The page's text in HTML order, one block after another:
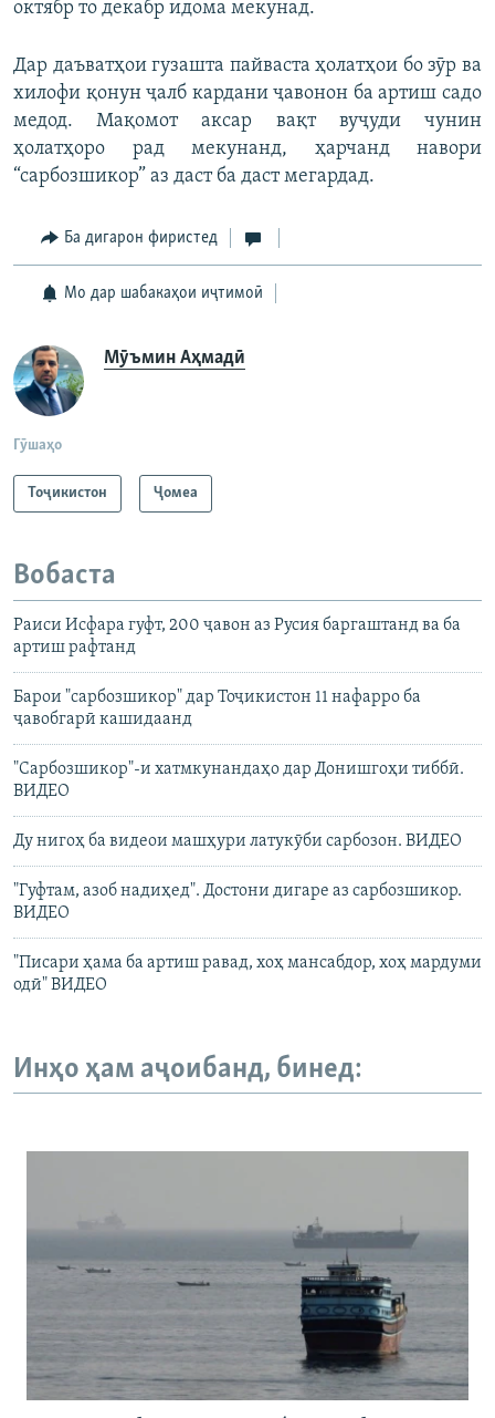
октябр то декабр идома мекунад.
Дар даъватҳои гузашта пайваста ҳолатҳои бо зӯр ва
хилофи қонун ҷалб кардани ҷавонон ба артиш садо
медод. Мақомот аксар вақт вуҷуди чунин
ҳолатҳоро рад мекунанд, ҳарчанд навори
“сарбозшикор” аз даст ба даст мегардад.
Ба дигарон фиристед
Мо дар шабакаҳои иҷтимоӣ
Мӯъмин Аҳмадӣ
Гӯшаҳо
Тоҷикистон Ҷомeа
Вобаста
Раиси Исфара гуфт, 200 ҷавон аз Русия баргаштанд ва ба
артиш рафтанд
Барои "сарбозшикор" дар Тоҷикистон 11 нафарро ба
ҷавобгарӣ кашидаанд
"Сарбозшикор"-и хатмкунандаҳо дар Донишгоҳи тиббӣ.
ВИДЕО
Ду нигоҳ ба видеои машҳури латукӯби сарбозон. ВИДЕО
"Гуфтам, азоб надиҳед". Достони дигаре аз сарбозшикор.
ВИДЕО
"Писари ҳама ба артиш равад, хоҳ мансабдор, хоҳ мардуми
одӣ" ВИДЕО
Инҳо ҳам аҷоибанд, бинед: